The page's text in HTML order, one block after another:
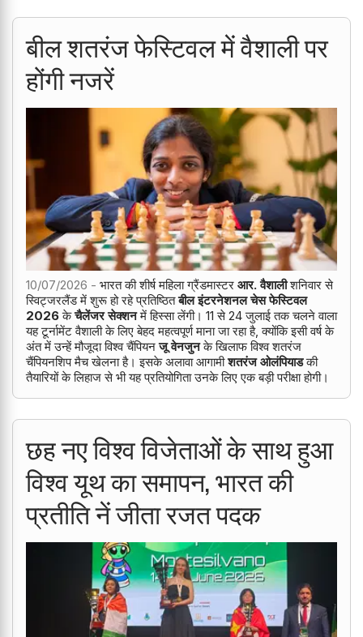
बील शतरंज फेस्टिवल में वैशाली पर
होंगी नजरें
10/07/2026 - भारत की शीर्ष महिला ग्रैंडमास्टर आर. वैशालीशनिवार से
स्विट्जरलैंड में शुरू हो रहे प्रतिष्ठितबील इंटरनेशनल चेस फेस्टिवल
2026केचैलेंजर सेक्शनमें हिस्सा लेंगी। 11 से 24 जुलाई तक चलने वाला
यह टूर्नामेंट वैशाली के लिए बेहद महत्वपूर्ण माना जा रहा है, क्योंकि इसी वर्ष के
अंत में उन्हें मौजूदा विश्व चैंपियनजू वेनजुनके खिलाफ विश्व शतरंज
चैंपियनशिप मैच खेलना है। इसके अलावा आगामीशतरंज ओलंपियाडकी
तैयारियों के लिहाज से भी यह प्रतियोगिता उनके लिए एक बड़ी परीक्षा होगी।
छह नए विश्व विजेताओं के साथ हुआ
विश्व यूथ का समापन, भारत की
प्रतीति नें जीता रजत पदक